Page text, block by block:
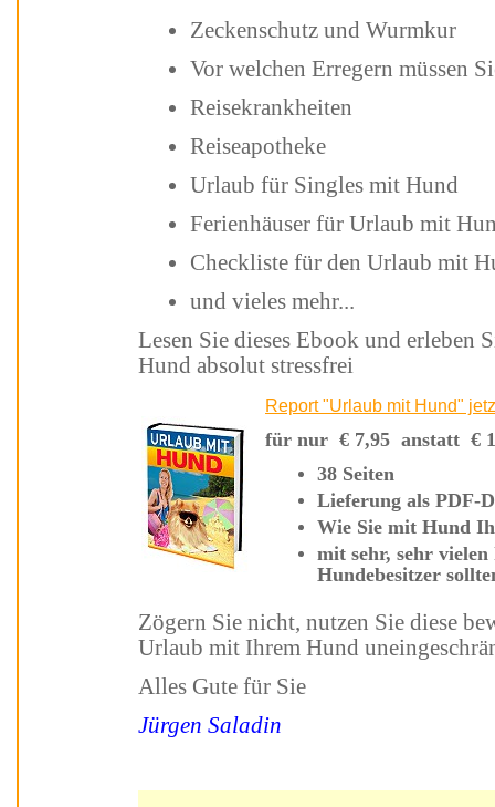
Zeckenschutz und Wurmkur
Vor welchen Erregern
Reisekrankheiten
Reiseapotheke
Urlaub für Singles mit Hund
Ferienhäuser für Urlaub mit
Checkliste für den Urlaub mit
und vieles mehr...
Lesen Sie dieses Ebook und erleben Sie Ihren nächsten Urlaub mit Ihrem
Hund absolut stressfrei
für nur € 7,95 anstatt €
38 Seiten
Lieferung
Wie Sie
mit sehr, sehr vielen hilfreichen Tipps und Informationen - als
Hundebesitzer
Zögern Sie nicht, nutzen Sie diese bewährten Tipps, um Ihren nächsten
Urlaub mit Ihrem Hund
Alles Gute für Sie
Jürgen Saladin